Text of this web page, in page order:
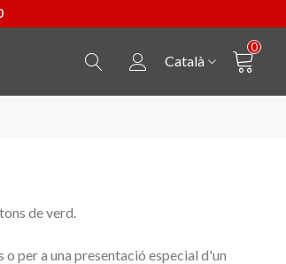
Català
0
de verd.
o per a una presentació especial d'un